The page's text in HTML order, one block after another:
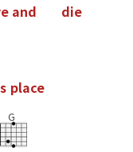
e and die
s place
G